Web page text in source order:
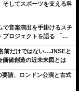
そしてスポーツを支える科
で音楽演出を手掛けるスチ
プロジェクトを語る 「楽
成長曲線だから」
前だけではない…JNSEと
価値創造の近未来図とは
請、ロンドン公演と古式